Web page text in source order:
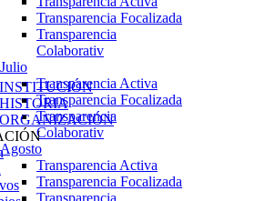
Transparencia Focalizada
Transparencia
Colaborativ
Julio
Transparencia Activa
Transparencia Focalizada
Transparencia
Colaborativ
Agosto
Transparencia Activa
Transparencia Focalizada
Transparencia